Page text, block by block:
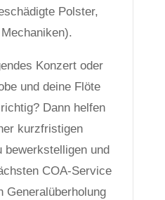
Polster,
Konzert oder
und deine Flöte
Dann helfen
kurzfristigen
bewerkstelligen und
COA-Service
Generalüberholung